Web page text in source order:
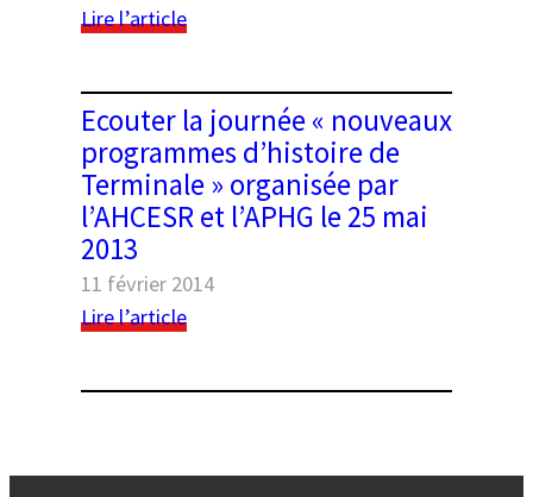
Lire l’article:
de
sources
d’histoire
contemporaine
:
projets
quels
?
Ecouter la journée « nouveaux
programmes d’histoire de
Terminale » organisée par
l’AHCESR et l’APHG le 25 mai
2013
11 février 2014
Lire l’article:
journée